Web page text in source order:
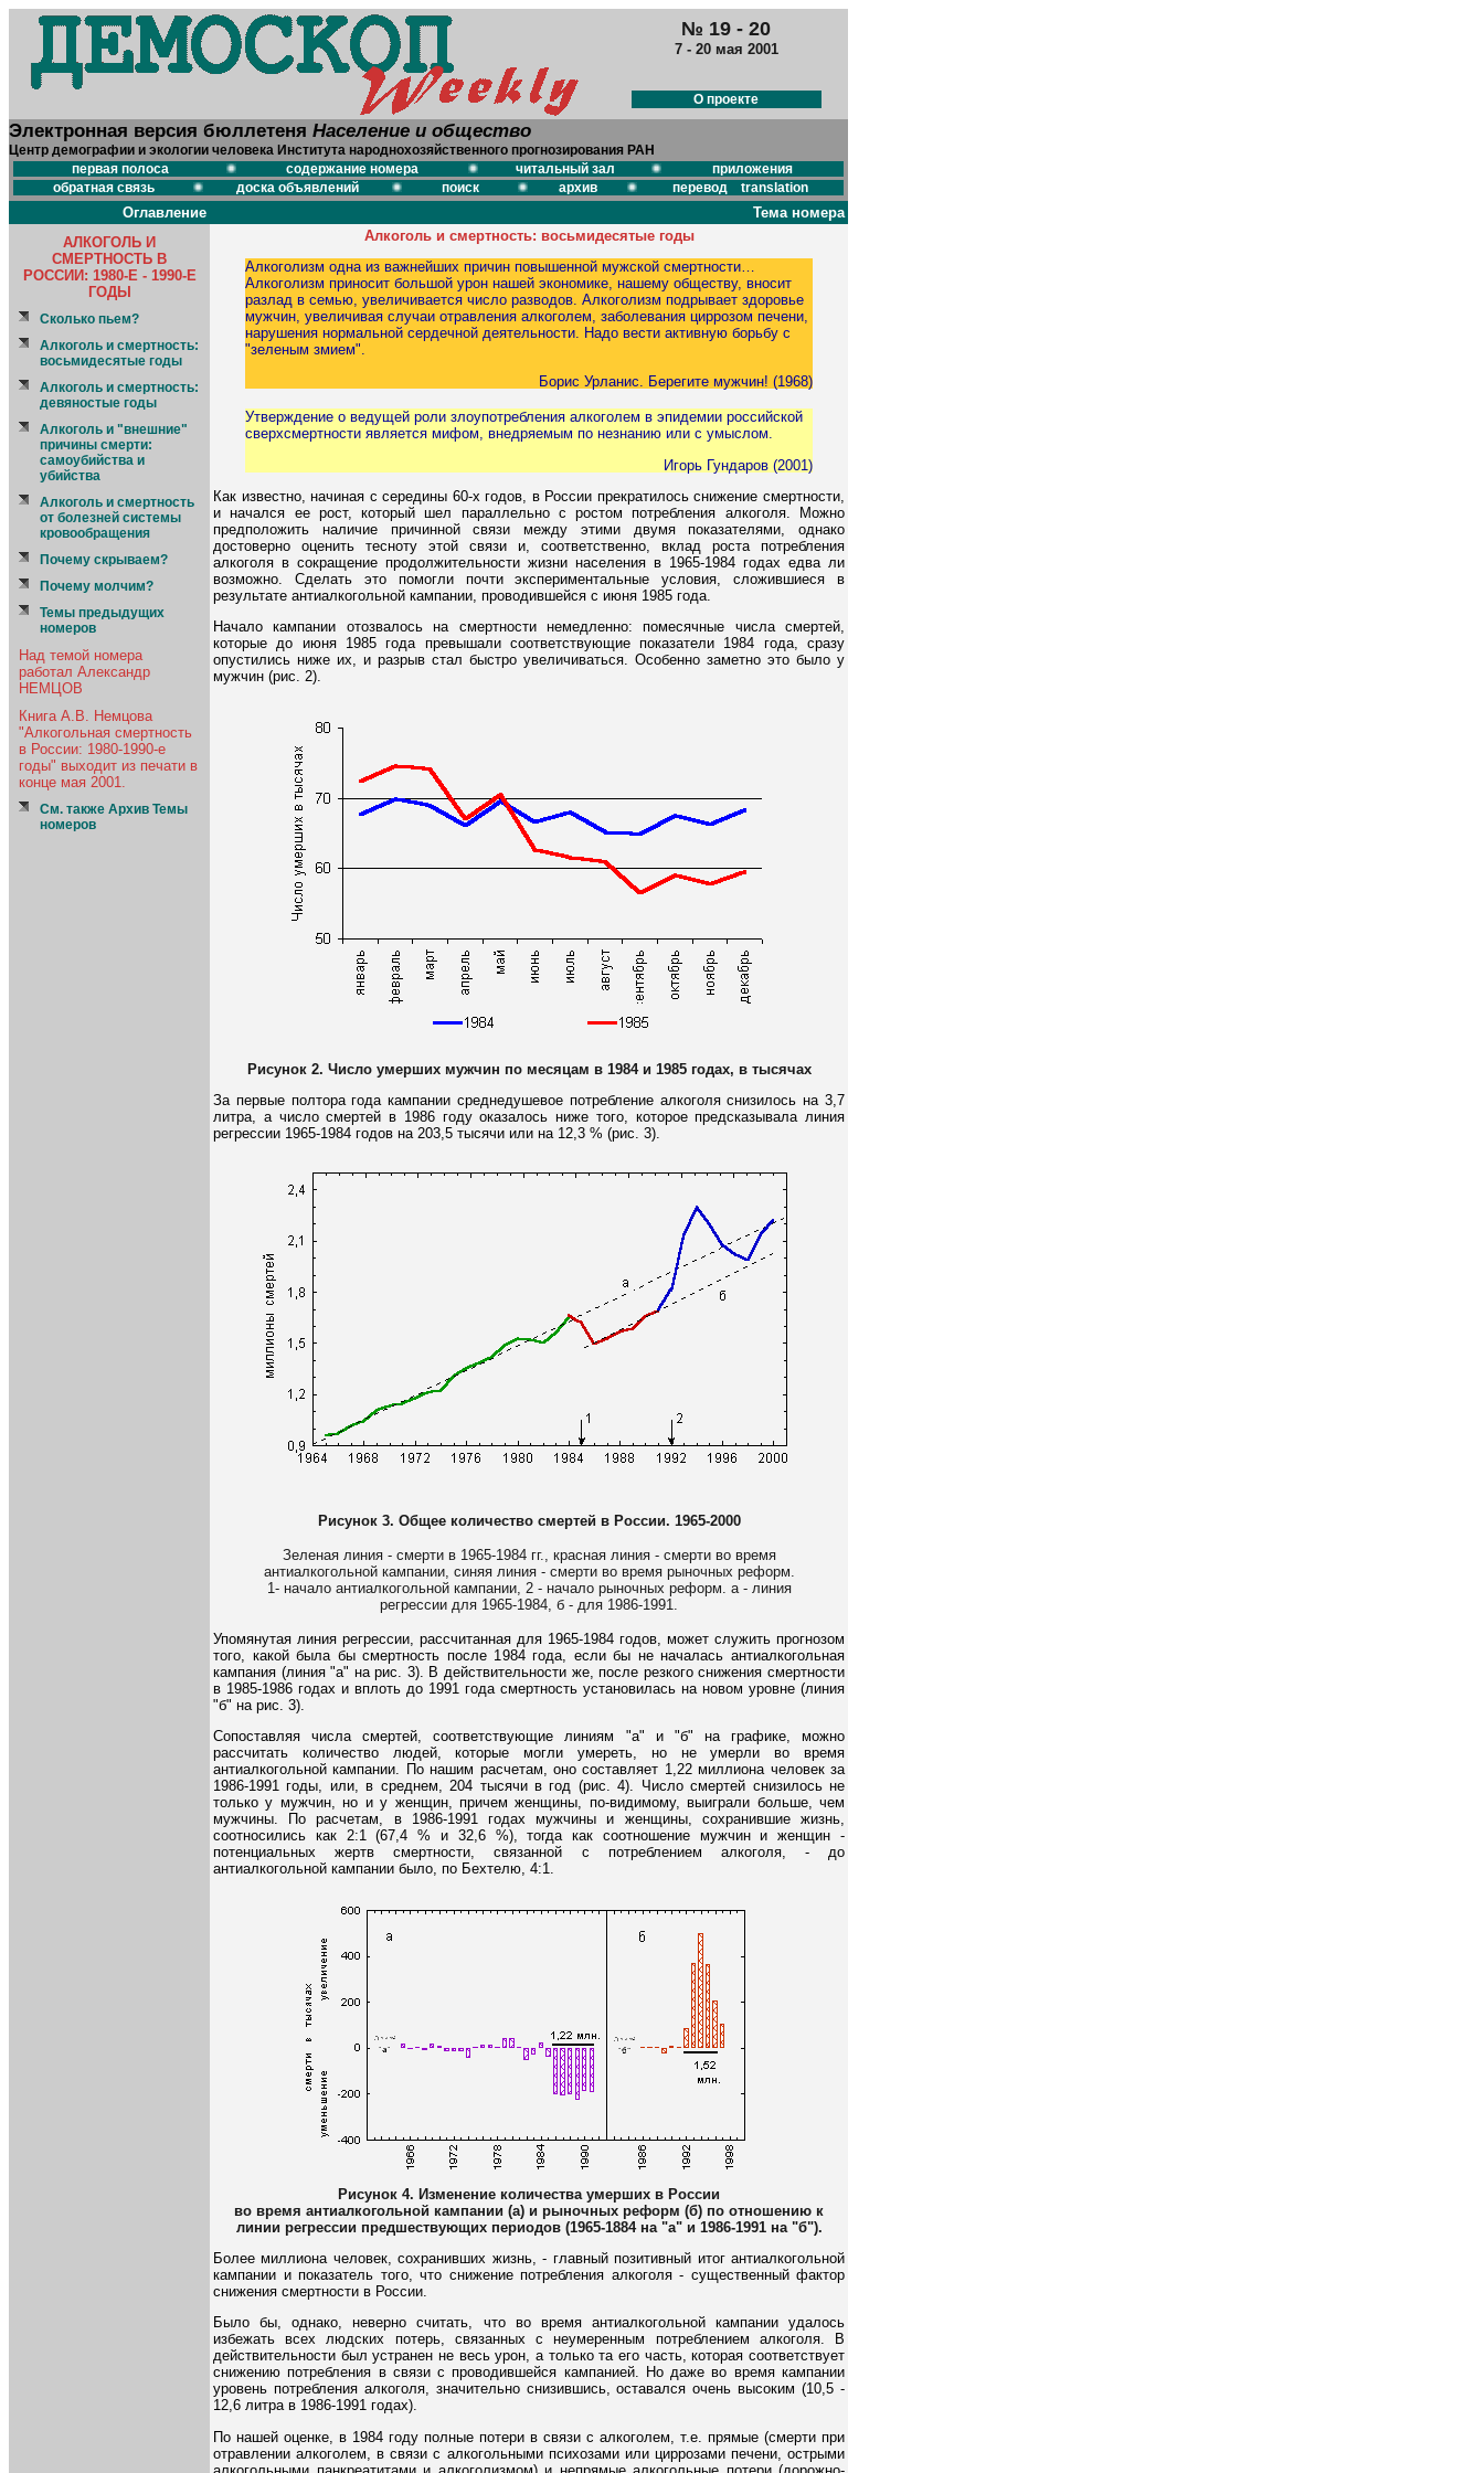
№ 19 - 20
7 - 20 мая 2001
О проекте
Электронная версия бюллетеня Население и общество
Центр демографии и экологии человека Института народнохозяйственного прогнозирования РАН
первая полоса
содержание номера читальный зал
приложения
обратная связь
доска объявлений поиск архив перевод translation
Оглавление
Тема номера
АЛКОГОЛЬ И
СМЕРТНОСТЬ В
РОССИИ: 1980-Е - 1990-Е
ГОДЫ
Сколько пьем?
Алкоголь и смертность:
восьмидесятые годы
Алкоголь и смертность:
девяностые годы
Алкоголь и "внешние"
причины смерти:
самоубийства и
убийства
Алкоголь и смертность
от болезней системы
кровообращения
Почему скрываем?
Почему молчим?
Темы предыдущих
номеров
Над темой номера
работал Александр
НЕМЦОВ
Книга А.В. Немцова
"Алкогольная смертность
в России: 1980-1990-е
годы" выходит из печати в
конце мая 2001.
См. также Архив Темы
номеров
Алкоголь и смертность: восьмидесятые годы
Алкоголизм одна из важнейших причин повышенной мужской смертности…
Алкоголизм приносит большой урон нашей экономике, нашему обществу, вносит
разлад в семью, увеличивается число разводов. Алкоголизм подрывает здоровье
мужчин, увеличивая случаи отравления алкоголем, заболевания циррозом печени,
нарушения нормальной сердечной деятельности. Надо вести активную борьбу с
"зеленым змием".
Борис Урланис. Берегите мужчин! (1968)
Утверждение о ведущей роли злоупотребления алкоголем в эпидемии российской
сверхсмертности является мифом, внедряемым по незнанию или с умыслом.
Игорь Гундаров (2001)
Как известно, начиная с середины 60-х годов, в России прекратилось снижение смертности,
и начался ее рост, который шел параллельно с ростом потребления алкоголя. Можно
предположить наличие причинной связи между этими двумя показателями, однако
достоверно оценить тесноту этой связи и, соответственно, вклад роста потребления
алкоголя в сокращение продолжительности жизни населения в 1965-1984 годах едва ли
возможно. Сделать это помогли почти экспериментальные условия, сложившиеся в
результате антиалкогольной кампании, проводившейся с июня 1985 года.
Начало кампании отозвалось на смертности немедленно: помесячные числа смертей,
которые до июня 1985 года превышали соответствующие показатели 1984 года, сразу
опустились ниже их, и разрыв стал быстро увеличиваться. Особенно заметно это было у
мужчин (рис. 2).
Рисунок 2. Число умерших мужчин по месяцам в 1984 и 1985 годах, в тысячах
За первые полтора года кампании среднедушевое потребление алкоголя снизилось на 3,7
литра, а число смертей в 1986 году оказалось ниже того, которое предсказывала линия
регрессии 1965-1984 годов на 203,5 тысячи или на 12,3 % (рис. 3).
Рисунок 3. Общее количество смертей в России. 1965-2000
Зеленая линия - смерти в 1965-1984 гг., красная линия - смерти во время
антиалкогольной кампании, синяя линия - смерти во время рыночных реформ.
1- начало антиалкогольной кампании, 2 - начало рыночных реформ. а - линия
регрессии для 1965-1984, б - для 1986-1991.
Упомянутая линия регрессии, рассчитанная для 1965-1984 годов, может служить прогнозом
того, какой была бы смертность после 1984 года, если бы не началась антиалкогольная
кампания (линия "а" на рис. 3). В действительности же, после резкого снижения смертности
в 1985-1986 годах и вплоть до 1991 года смертность установилась на новом уровне (линия
"б" на рис. 3).
Сопоставляя числа смертей, соответствующие линиям "а" и "б" на графике, можно
рассчитать количество людей, которые могли умереть, но не умерли во время
антиалкогольной кампании. По нашим расчетам, оно составляет 1,22 миллиона человек за
1986-1991 годы, или, в среднем, 204 тысячи в год (рис. 4). Число смертей снизилось не
только у мужчин, но и у женщин, причем женщины, по-видимому, выиграли больше, чем
мужчины. По расчетам, в 1986-1991 годах мужчины и женщины, сохранившие жизнь,
соотносились как 2:1 (67,4 % и 32,6 %), тогда как соотношение мужчин и женщин -
потенциальных жертв смертности, связанной с потреблением алкоголя, - до
антиалкогольной кампании было, по Бехтелю, 4:1.
Рисунок 4. Изменение количества умерших в России
во время антиалкогольной кампании (а) и рыночных реформ (б) по отношению к
линии регрессии предшествующих периодов (1965-1884 на "а" и 1986-1991 на "б").
Более миллиона человек, сохранивших жизнь, - главный позитивный итог антиалкогольной
кампании и показатель того, что снижение потребления алкоголя - существенный фактор
снижения смертности в России.
Было бы, однако, неверно считать, что во время антиалкогольной кампании удалось
избежать всех людских потерь, связанных с неумеренным потреблением алкоголя. В
действительности был устранен не весь урон, а только та его часть, которая соответствует
снижению потребления в связи с проводившейся кампанией. Но даже во время кампании
уровень потребления алкоголя, значительно снизившись, оставался очень высоким (10,5 -
12,6 литра в 1986-1991 годах).
По нашей оценке, в 1984 году полные потери в связи с алкоголем, т.е. прямые (смерти при
отравлении алкоголем, в связи с алкогольными психозами или циррозами печени, острыми